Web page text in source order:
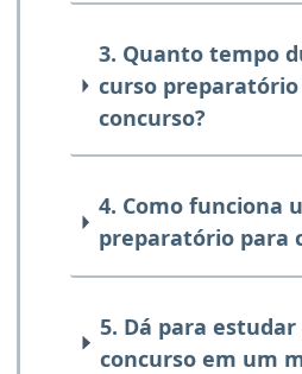
3. Quanto tempo
curso
concurso?
4. Como funciona
preparatório para
5. Dá para estudar
concurso em um